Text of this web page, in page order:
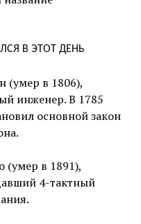
В ЭТОТ ДЕНЬ
(умер в 1806),
инженер. В 1785
основной закон
(умер в 1891),
4-тактный